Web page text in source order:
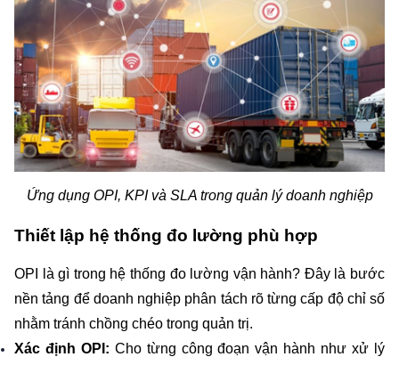
Ứng dụng OPI, KPI và SLA trong quản lý doanh nghiệp
Thiết lập hệ thống đo lường phù hợp
OPI là gì trong hệ thống đo lường vận hành? Đây là bước
nền tảng để doanh nghiệp phân tách rõ từng cấp độ chỉ số
nhằm tránh chồng chéo trong quản trị.
Xác định OPI: Cho từng công đoạn vận hành như xử lý